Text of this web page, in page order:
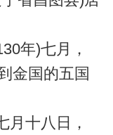
年)七月，
金国的五国
十八日，